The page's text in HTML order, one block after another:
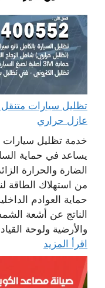
عازل حراري
خدمة تظليل سيارات
يساعد في حماية
الضارة والحرارة
من استهلاك الطاقة
حماية العوادم
الناتج عن أشعة
والأرضية ولوحة
اقرأ المزيد